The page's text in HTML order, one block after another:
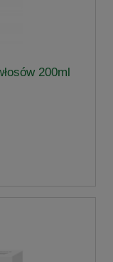
200ml